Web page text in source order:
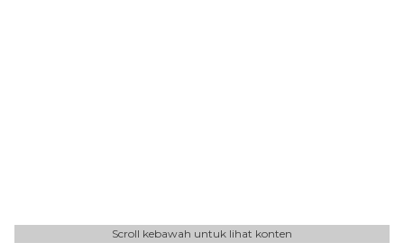
Scroll kebawah untuk lihat konten